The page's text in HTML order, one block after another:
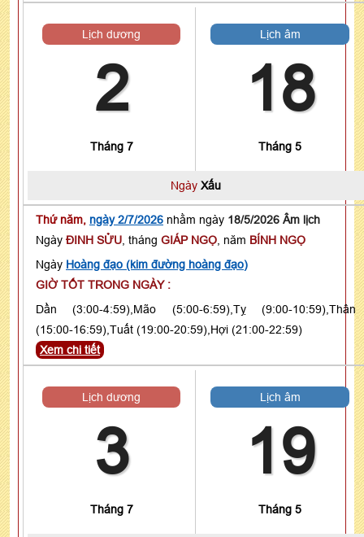
Lịch dương
2
Tháng 7
Lịch âm
18
Tháng 5
Ngày Xấu
Thứ năm, ngày 2/7/2026 nhằm ngày 18/5/2026 Âm lịch
Ngày ĐINH SỬU , tháng GIÁP NGỌ , năm BÍNH NGỌ
Ngày Hoàng đạo (kim đường hoàng đạo)
GIỜ TỐT TRONG NGÀY :
Dần (3:00-4:59),Mão (5:00-6:59),Tỵ (9:00-10:59),Thân
(15:00-16:59),Tuất (19:00-20:59),Hợi (21:00-22:59)
Xem chi tiết
Lịch dương
3
Tháng 7
Lịch âm
19
Tháng 5